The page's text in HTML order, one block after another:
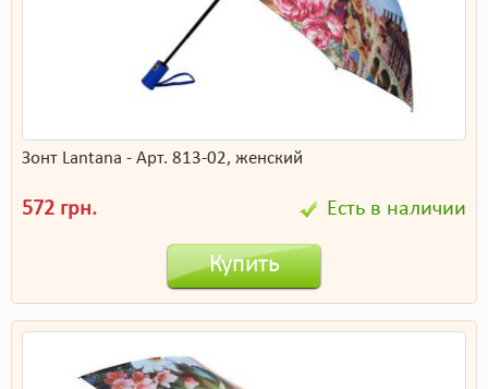
Зонт Lantana - Арт. 813-02, женский
572 грн. Есть в наличии
Купить